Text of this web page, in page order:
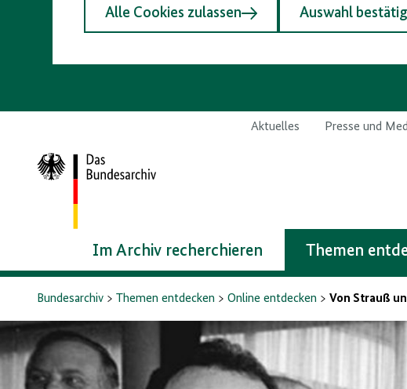
Alle Cookies zulassen Auswahl
Aktuelles Presse und
Zur
Startseite
Im Archiv recherchieren Themen
Bundesarchiv Themen entdecken Online entdecken Von Strauß